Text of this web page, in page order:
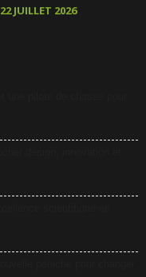
22 JUILLET 2026